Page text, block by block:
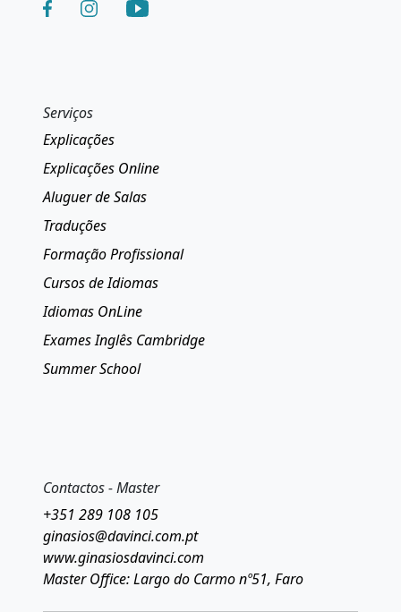
Serviços
Explicações
Explicações Online
Aluguer de Salas
Traduções
Formação Profissional
Cursos de Idiomas
Idiomas OnLine
Exames Inglês Cambridge
Summer School
Contactos - Master
+351 289 108 105
ginasios@davinci.com.pt
www.ginasiosdavinci.com
Master Office: Largo do Carmo nº51, Faro